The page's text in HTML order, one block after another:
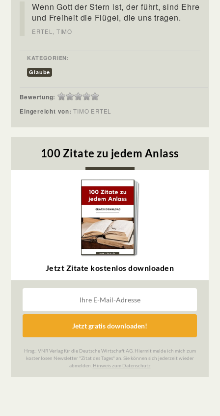
Wenn Gott der Stern ist, der führt, sind Ehre
und Freiheit die Flügel, die uns tragen.
ERTEL, TIMO
KATEGORIEN:
Glaube
Bewertung:
Eingereicht von:TIMO ERTEL